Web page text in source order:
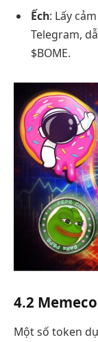
Ếch: Lấy
Telegram,
$BOME.
4.2
Một số token